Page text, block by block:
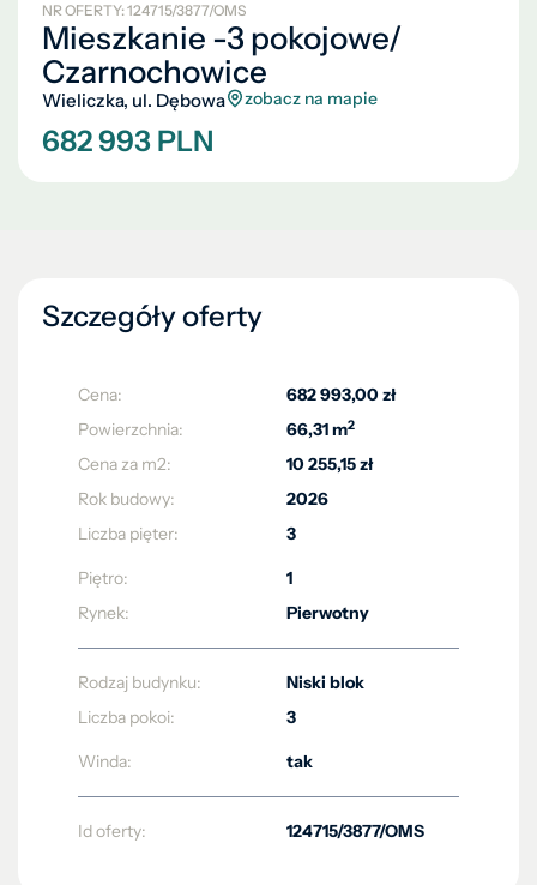
NR OFERTY: 124715/3877/OMS
Mieszkanie -3 pokojowe/
Czarnochowice
Wieliczka, ul. Dębowa zobacz na mapie
682 993 PLN
Szczegóły oferty
Cena:
682 993,00 zł
Powierzchnia:
66,31 m2
Cena za m2:
10 255,15 zł
Rok budowy:
2026
Liczba pięter:
3
Piętro:
1
Rynek:
Pierwotny
Rodzaj budynku:
Niski blok
Liczba pokoi:
3
Winda: tak
Id oferty: 124715/3877/OMS